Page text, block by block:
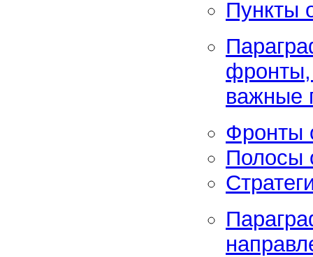
Пункты
фронты,
важные
Фронты
Полосы